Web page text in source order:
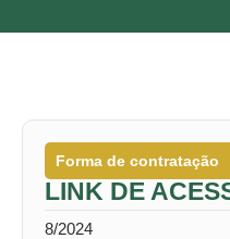
Forma de contratação
LINK DE
8/2024